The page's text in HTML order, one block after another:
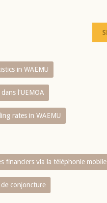
in WAEMU
l'UEMOA
rates in WAEMU
financiers via la téléphonie mobile
conjoncture